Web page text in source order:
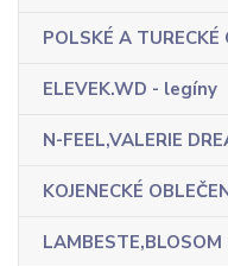
POLSKÉ A TURECKÉ
ELEVEK.WD - legíny
N-FEEL,VALERIE
KOJENECKÉ
LAMBESTE,BLOSOM